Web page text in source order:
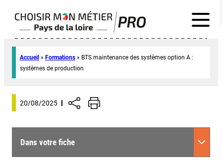
Accueil » Formations » BTS maintenance des systèmes option A :
systèmes de production
20/08/2025
Dans votre fiche